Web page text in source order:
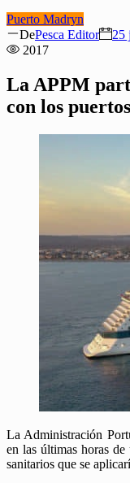
Puerto Madryn
DeAuthor
Pesca Editor
25
2017
La APPM
con los
La Administración
en las últimas horas
sanitarios que se